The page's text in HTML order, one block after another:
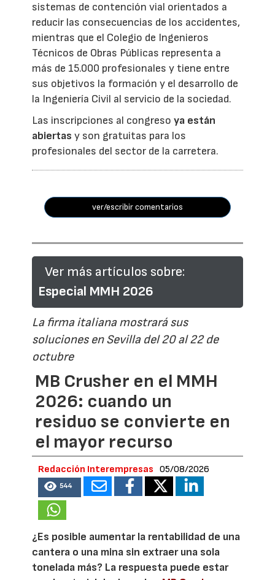
sistemas de contención vial orientados a
reducir las consecuencias de los accidentes,
mientras que el Colegio de Ingenieros
Técnicos de Obras Públicas representa a
más de 15.000 profesionales y tiene entre
sus objetivos la formación y el desarrollo de
la Ingeniería Civil al servicio de la sociedad.
Las inscripciones al congresoya están
abiertas y son gratuitas para los
profesionales del sector de la carretera.
ver/escribir comentarios
Ver más artículos sobre:
Especial MMH 2026
La firma italiana mostrará sus
soluciones en Sevilla del 20 al 22 de
octubre
MB Crusher en el MMH
2026: cuando un
residuo se convierte en
el mayor recurso
Redacción Interempresas 05/08/2026
544
¿Es posible aumentar la rentabilidad de una
cantera o una mina sin extraer una sola
tonelada más? La respuesta puede estar